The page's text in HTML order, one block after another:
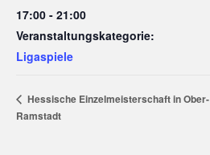
17:00 - 21:00
Veranstaltungskategorie:
Ligaspiele
Hessische Einzelmeisterschaft in Ober-
Ramstadt